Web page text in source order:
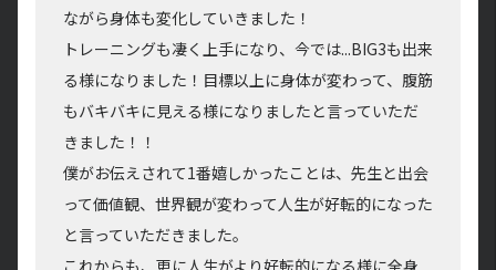
ながら身体も変化していきました！
トレーニングも凄く上手になり、今では...BIG3も出来
る様になりました！目標以上に身体が変わって、腹筋
もバキバキに見える様になりましたと言っていただ
きました！！
僕がお伝えされて1番嬉しかったことは、先生と出会
って価値観、世界観が変わって人生が好転的になった
と言っていただきました。